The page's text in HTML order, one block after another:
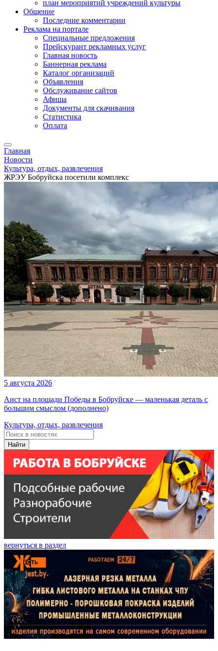
план мероприятий учреждений культуры
Общение
Последние комментарии
Реклама на портале
Специальные предложения
Прейскурант рекламных услуг
Главная новость
Баннерная реклама
Каталог организаций
Объявления
Обслуживание сайтов
Афиша
Документы для скачивания
Статистика
Оплата
Главная
Новости
Культура, отдых, развлечения
ЖРЭУ Бобруйска посетили комплекс
5 августа 2026
Аист на площади Победы в Бобруйске — маленькая деталь с
большим смыслом (дополнено)
Культура, отдых, развлечения
Найти
вернуться в раздел